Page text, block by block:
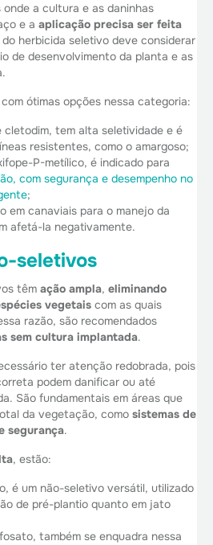
onde a cultura e as daninhas
e a aplicação precisa ser feita
do herbicida seletivo deve considerar
de desenvolvimento da planta e as
ótimas opções nessa categoria:
cletodim, tem alta seletividade e é
resistentes, como o amargoso;
P-metílico, é indicado para
com segurança e desempenho no
;
em canaviais para o manejo da
afetá-la negativamente.
seletivos
têm ação ampla, eliminando
vegetais com as quais
razão, são recomendados
sem cultura implantada.
ter atenção redobrada, pois
podem danificar ou até
São fundamentais em áreas que
da vegetação, como sistemas de
segurança.
, estão:
é um não-seletivo versátil, utilizado
de pré-plantio quanto em jato
também se enquadra nessa